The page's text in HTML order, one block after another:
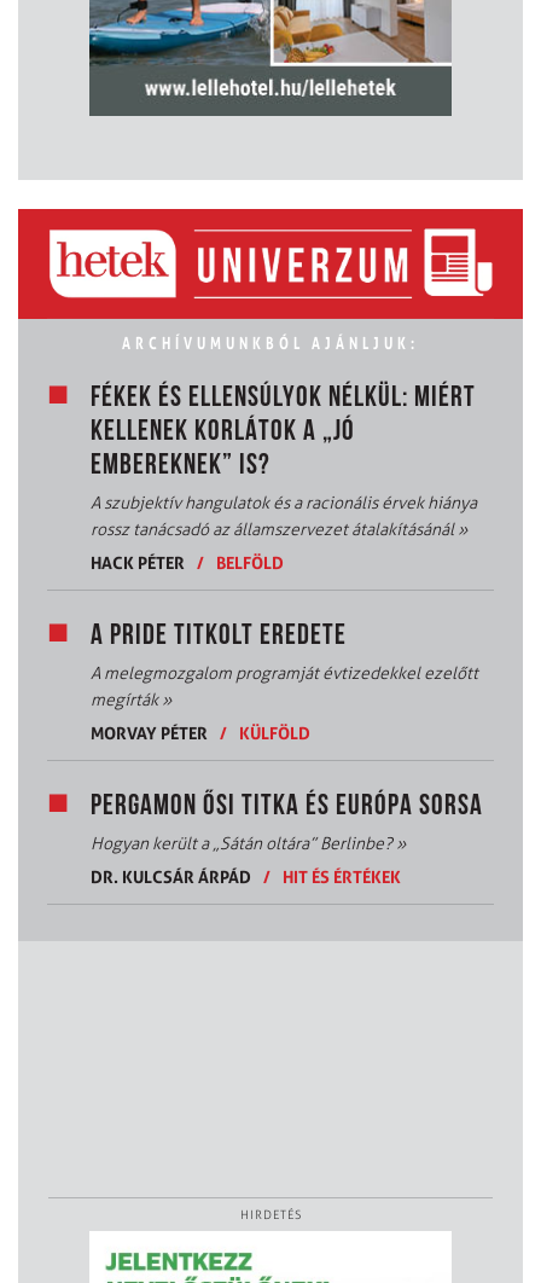
ARCHÍVUMUNKBÓL AJÁNLJUK:
FÉKEK ÉS ELLENSÚLYOK NÉLKÜL: MIÉRT
KELLENEK KORLÁTOK A „JÓ
EMBEREKNEK” IS?
A szubjektív hangulatok és a racionális érvek hiánya
rossz tanácsadó az államszervezet átalakításánál»
HACK PÉTER / BELFÖLD
A PRIDE TITKOLT EREDETE
A melegmozgalom programját évtizedekkel ezelőtt
megírták»
MORVAY PÉTER / KÜLFÖLD
PERGAMON ŐSI TITKA ÉS EURÓPA SORSA
Hogyan került a „Sátán oltára” Berlinbe?»
DR. KULCSÁR ÁRPÁD
/ HIT ÉS ÉRTÉKEK
HIRDETÉS